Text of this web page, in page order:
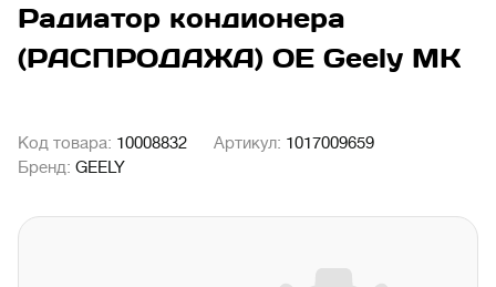
Радиатор кондионера
(РАСПРОДАЖА) OE Geely MK
Код товара: 10008832 Артикул: 1017009659
Бренд: GEELY